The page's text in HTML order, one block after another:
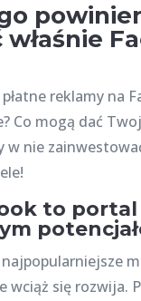
reklamy na
Co mogą dać
w nie
to portal
wciąż się rozwija.